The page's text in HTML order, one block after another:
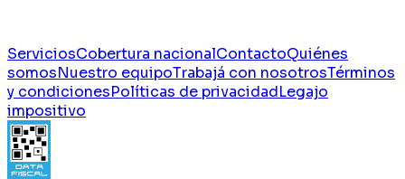
ServiciosCobertura nacionalContactoQuiénes
somosNuestro equipoTrabajá con nosotrosTérminos
y condicionesPolíticas de privacidadLegajo
impositivo